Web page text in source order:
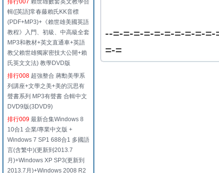
排行007 賴世雄數套英文教學合
輯([英語]常春藤賴氏KK音標
(PDF+MP3)+《賴世雄美國英語
教程》入門、初級、中高級全套
MP3和教材+英文直通車+英語
教父賴世雄獨家密技大公開+賴
氏英文文法) 教學DVD版
排行008 超強整合 蔣勳美學系
列講座+文學之美+美的沉思有
聲書系列 MP3有聲書 合輯中文
DVD9版(3DVD9)
排行009 最新合集Windows 8
10合1 企業/專業中文版 +
Windows 7 SP1 688合1 多國語
言(含繁中)(更新到2013.7
月)+Windows XP SP3(更新到
2013.7月)+Windows 2008 R2
--=-=-=-=-=-=-=-=-=-
=-=